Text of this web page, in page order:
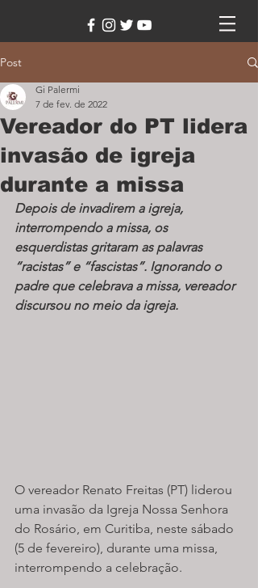
Post
Vereador do PT lidera
invasão de igreja
durante a missa
Gi Palermi
7 de fev. de 2022
Depois de invadirem a igreja,
interrompendo a missa, os
esquerdistas gritaram as palavras
“racistas” e “fascistas”. Ignorando o
padre que celebrava a missa, vereador
discursou no meio da igreja.
O vereador Renato Freitas (PT) liderou
uma invasão da Igreja Nossa Senhora
do Rosário, em Curitiba, neste sábado
(5 de fevereiro), durante uma missa,
interrompendo a celebração.